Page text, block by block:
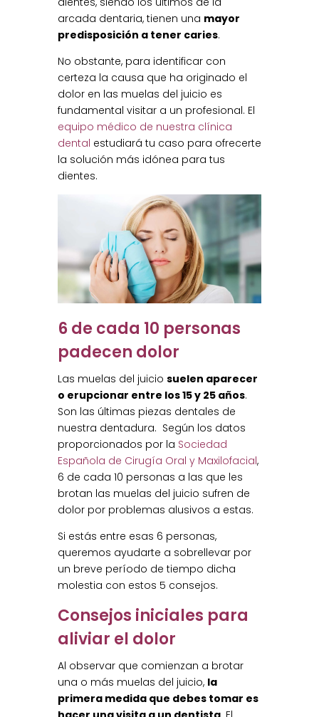
arcada dentaria, tienen una mayor
predisposición a tener caries.
No obstante, para identificar con
certeza la causa que ha originado el
dolor en las muelas del juicio es
fundamental visitar a un profesional. El
equipo médico de nuestra clínica
dental estudiará tu caso para ofrecerte
la solución más idónea para tus
dientes.
6 de cada 10 personas
padecen dolor
Las muelas del juicio suelen aparecer
o erupcionar entre los 15 y 25 años.
Son las últimas piezas dentales de
nuestra dentadura. Según los datos
proporcionados por la Sociedad
Española de Cirugía Oral y Maxilofacial,
6 de cada 10 personas a las que les
brotan las muelas del juicio sufren de
dolor por problemas alusivos a estas.
Si estás entre esas 6 personas,
queremos ayudarte a sobrellevar por
un breve período de tiempo dicha
molestia con estos 5 consejos.
Consejos iniciales para
aliviar el dolor
Al observar que comienzan a brotar
una o más muelas del juicio, la
primera medida que debes tomar es